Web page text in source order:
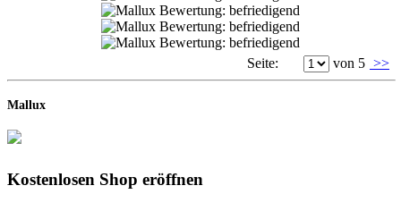
Seite: von 5 >>
Mallux
Kostenlosen Shop eröffnen